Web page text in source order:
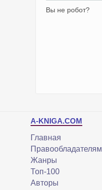
Вы не робот?
A-KNIGA.COM
Главная
Правообладателям
Жанры
Топ-100
Авторы